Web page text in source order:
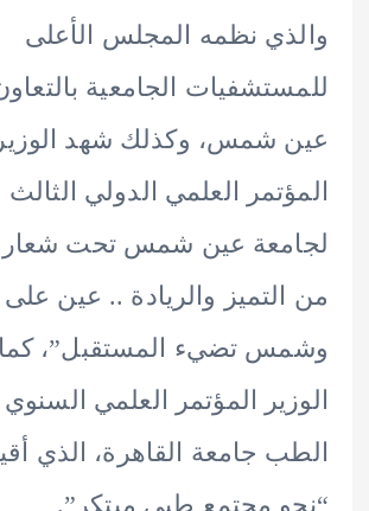
نظمه المجلس الأعلى
الجامعية بالتعاون مع
شمس، وكذلك شهد الوزير افتتاح
العلمي الدولي الثالث عشر
لجامعة عين شمس تحت
والريادة .. عين على
تضيء المستقبل”، كما افتتح
المؤتمر العلمي السنوي لكلية
جامعة القاهرة، الذي أقيم
مجتمع طبي مبتكر”.